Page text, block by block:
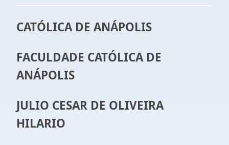
CATÓLICA DE ANÁPOLIS
FACULDADE CATÓLICA DE
ANÁPOLIS
JULIO CESAR DE OLIVEIRA
HILARIO